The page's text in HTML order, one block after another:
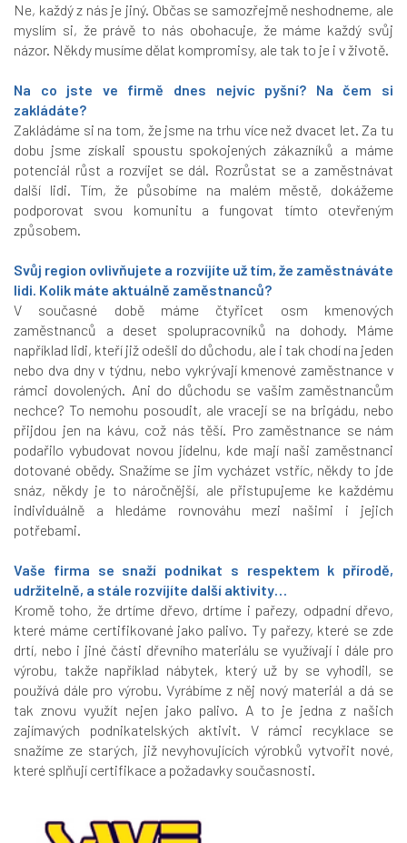
Ne, každý z nás je jiný. Občas se samozřejmě neshodneme, ale
myslím si, že právě to nás obohacuje, že máme každý svůj
názor. Někdy musíme dělat kompromisy, ale tak to je i v životě.
Na co jste ve firmě dnes nejvíc pyšní? Na čem si
zakládáte?
Zakládáme si na tom, že jsme na trhu více než dvacet let. Za tu
dobu jsme získali spoustu spokojených zákazníků a máme
potenciál růst a rozvíjet se dál. Rozrůstat se a zaměstnávat
další lidi. Tím, že působíme na malém městě, dokážeme
podporovat svou komunitu a fungovat tímto otevřeným
způsobem.
Svůj region ovlivňujete a rozvíjíte už tím, že zaměstnáváte
lidi. Kolik máte aktuálně zaměstnanců?
V současné době máme čtyřicet osm kmenových
zaměstnanců a deset spolupracovníků na dohody. Máme
například lidi, kteří již odešli do důchodu, ale i tak chodí na jeden
nebo dva dny v týdnu, nebo vykrývají kmenové zaměstnance v
rámci dovolených. Ani do důchodu se vašim zaměstnancům
nechce? To nemohu posoudit, ale vracejí se na brigádu, nebo
přijdou jen na kávu, což nás těší. Pro zaměstnance se nám
podařilo vybudovat novou jídelnu, kde mají naši zaměstnanci
dotované obědy. Snažíme se jim vycházet vstříc, někdy to jde
snáz, někdy je to náročnější, ale přistupujeme ke každému
individuálně a hledáme rovnováhu mezi našimi i jejich
potřebami.
Vaše firma se snaží podnikat s respektem k přírodě,
udržitelně, a stále rozvíjíte další aktivity…
Kromě toho, že drtíme dřevo, drtíme i pařezy, odpadní dřevo,
které máme certifikované jako palivo. Ty pařezy, které se zde
drtí, nebo i jiné části dřevního materiálu se využívají i dále pro
výrobu, takže například nábytek, který už by se vyhodil, se
používá dále pro výrobu. Vyrábíme z něj nový materiál a dá se
tak znovu využít nejen jako palivo. A to je jedna z našich
zajímavých podnikatelských aktivit. V rámci recyklace se
snažíme ze starých, již nevyhovujících výrobků vytvořit nové,
které splňují certifikace a požadavky současnosti.